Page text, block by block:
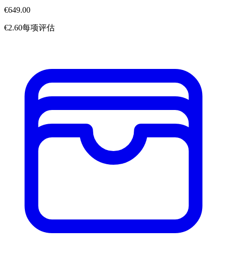
€649.00
€2.60每项评估